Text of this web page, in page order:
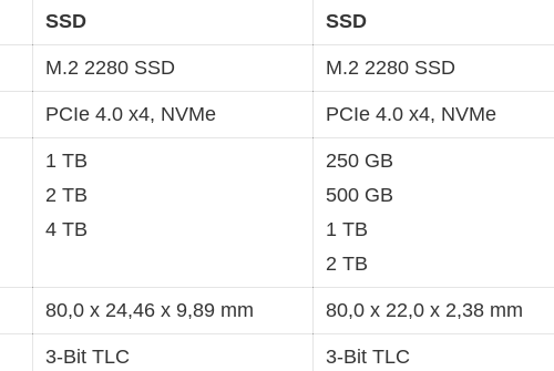
SSD
SSD
M.2 2280 SSD M.2 2280 SSD
PCIe 4.0 x4, NVMe PCIe 4.0 x4, NVMe
1 TB
2 TB
4 TB
250 GB
500 GB
1 TB
2 TB
80,0 x 24,46 x 9,89 mm 80,0 x 22,0 x 2,38 mm
3-Bit TLC 3-Bit TLC